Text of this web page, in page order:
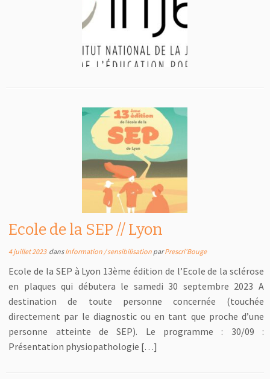
Ecole de la SEP // Lyon
4 juillet 2023dansInformation / sensibilisation parPrescri'Bouge
Ecole de la SEP à Lyon 13ème édition de l’Ecole de la sclérose
en plaques qui débutera le samedi 30 septembre 2023 A
destination de toute personne concernée (touchée
directement par le diagnostic ou en tant que proche d’une
personne atteinte de SEP). Le programme : 30/09 :
Présentation physiopathologie […]